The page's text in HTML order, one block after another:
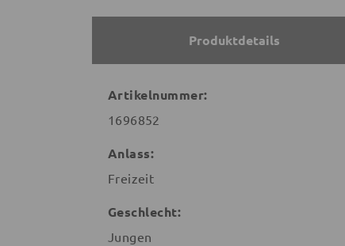
Produktdetails
Artikelnummer:
1696852
Anlass:
Freizeit
Geschlecht:
Jungen